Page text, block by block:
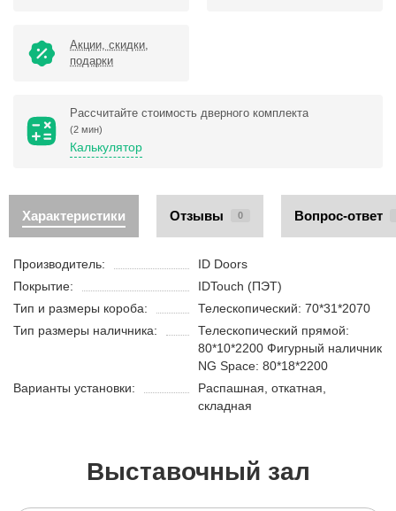
Акции, скидки,
подарки
Рассчитайте стоимость дверного комплекта
(2 мин)
Калькулятор
Характеристики Отзывы 0 Вопрос-ответ
Производитель:
ID Doors
Покрытие:
IDTouch (ПЭТ)
Тип и размеры короба:
Телескопический: 70*31*2070
Тип размеры наличника:
Телескопический прямой:
80*10*2200 Фигурный наличник
NG Space: 80*18*2200
Варианты установки:
Распашная, откатная,
складная
Выставочный зал